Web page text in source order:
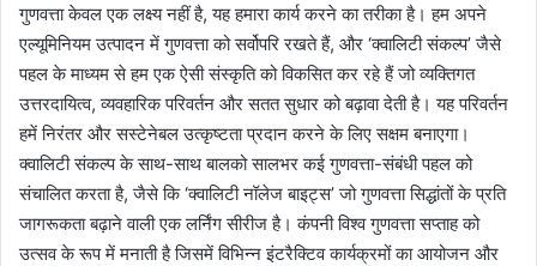
गुणवत्ता केवल एक लक्ष्य नहीं है, यह हमारा कार्य करने का तरीका है। हम अपने
एल्यूमिनियम उत्पादन में गुणवत्ता को सर्वोपरि रखते हैं, और ‘क्वालिटी संकल्प’ जैसे
पहल के माध्यम से हम एक ऐसी संस्कृति को विकसित कर रहे हैं जो व्यक्तिगत
उत्तरदायित्व, व्यवहारिक परिवर्तन और सतत सुधार को बढ़ावा देती है। यह परिवर्तन
हमें निरंतर और सस्टेनेबल उत्कृष्टता प्रदान करने के लिए सक्षम बनाएगा।
क्वालिटी संकल्प के साथ-साथ बालको सालभर कई गुणवत्ता-संबंधी पहल को
संचालित करता है, जैसे कि ‘क्वालिटी नॉलेज बाइट्स’ जो गुणवत्ता सिद्धांतों के प्रति
जागरूकता बढ़ाने वाली एक लर्निंग सीरीज है। कंपनी विश्व गुणवत्ता सप्ताह को
उत्सव के रूप में मनाती है जिसमें विभिन्न इंटरैक्टिव कार्यक्रमों का आयोजन और